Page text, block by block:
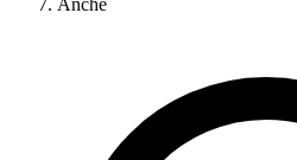
Anché